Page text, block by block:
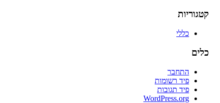
קטגוריות
כללי
כלים
התחבר
פיד רשומות
פיד תגובות
WordPress.org